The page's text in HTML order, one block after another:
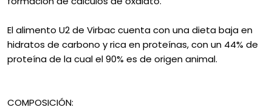
El alimento U2 de Virbac cuenta con una dieta baja en
hidratos de carbono y rica en proteínas, con un 44% de
proteína de la cual el 90% es de origen animal.
COMPOSICIÓN: